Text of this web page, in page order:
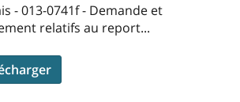
- 013-0741f - Demande et
relatifs au report...